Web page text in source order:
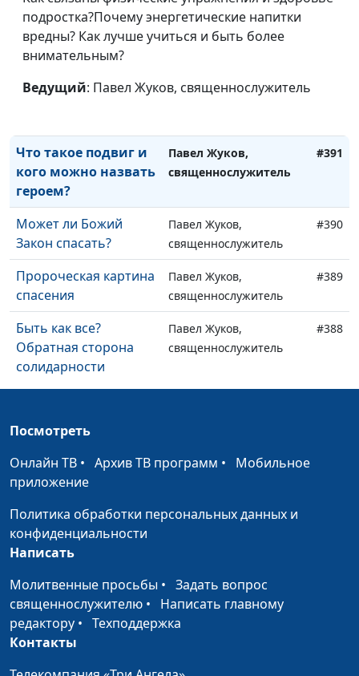
подростка?Почему энергетические напитки
вредны? Как лучше учиться и быть более
внимательным?
Ведущий: Павел Жуков, священнослужитель
последствия нашего
выбора
священнослужитель
Исход Египта из
Израиля. Как
освободиться от
священнослужитель
Что такое подвиг и
кого можно назвать
героем?
Павел Жуков,
священнослужитель
#391
Может ли Божий
Закон спасать?
Павел Жуков,
священнослужитель
#390
Пророческая картина
спасения
Павел Жуков,
священнослужитель
#389
Быть как все?
Обратная сторона
солидарности
Павел Жуков,
священнослужитель
#388
Богу на самом деле?
священнослужитель
физическая чистота
священнослужитель
Будьте как дети и не
Как войти в Царство
Небесное?
Павел Жуков,
священнослужитель
Посмотреть
Онлайн ТВ • Архив ТВ программ • Мобильное
приложение
Политика обработки персональных данных и
конфиденциальности
Написать
Молитвенные просьбы • Задать вопрос
священнослужителю • Написать главному
редактору • Техподдержка
Контакты